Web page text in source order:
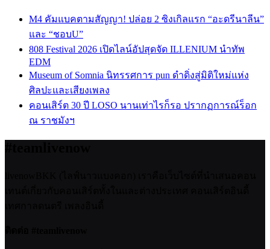
M4 คัมแบคตามสัญญา! ปล่อย 2 ซิงเกิลแรก “อะดรีนาลีน”
และ “ชอบU”
808 Festival 2026 เปิดไลน์อัปสุดจัด ILLENIUM นำทัพ
EDM
Museum of Somnia นิทรรศการ pun ดำดิ่งสู่มิติใหม่แห่ง
ศิลปะและเสียงเพลง
คอนเสิร์ต 30 ปี LOSO นานเท่าไรก็รอ ปรากฏการณ์ร็อก
ณ ราชมังฯ